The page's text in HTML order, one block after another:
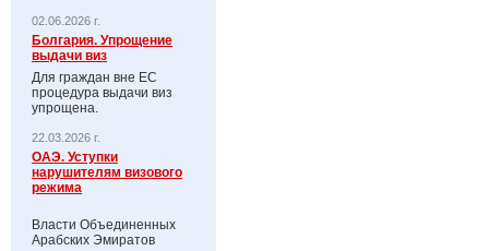
02.06.2026 г.
Болгария. Упрощение
выдачи виз
Для граждан вне ЕС
процедура выдачи виз
упрощена.
22.03.2026 г.
ОАЭ. Уступки
нарушителям визового
режима
Власти Объединенных
Арабских Эмиратов